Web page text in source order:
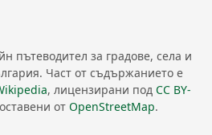
пътеводител за градове, села и
Част от съдържанието е
, лицензирани под CC BY-
от OpenStreetMap.